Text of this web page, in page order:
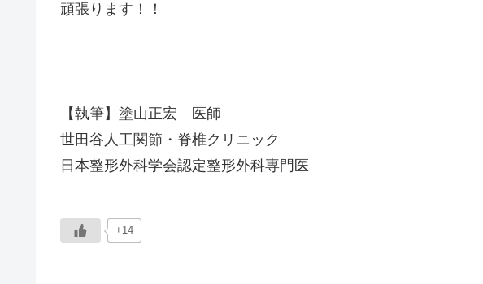
頑張ります！！
【執筆】塗山正宏 医師
世田谷人工関節・脊椎クリニック
日本整形外科学会認定整形外科専門医
+14